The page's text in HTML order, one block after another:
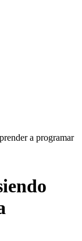
a programar